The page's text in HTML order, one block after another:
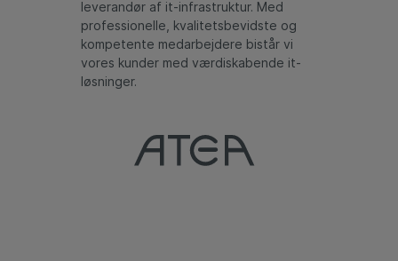
leverandør af it-infrastruktur. Med
professionelle, kvalitetsbevidste og
kompetente medarbejdere bistår vi
vores kunder med værdiskabende it-
løsninger.